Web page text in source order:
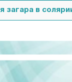
загара в